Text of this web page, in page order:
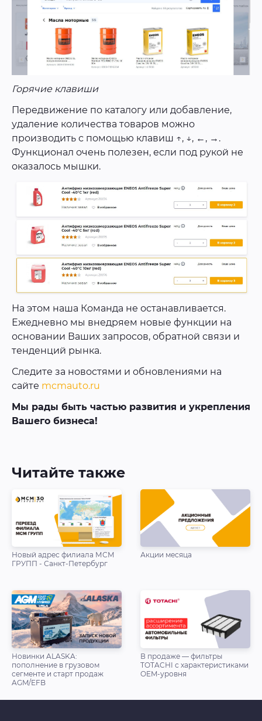
Горячие клавиши
Передвижение по каталогу или добавление,
удаление количества товаров можно
производить с помощью клавиш ↑, ↓, ←, →.
Функционал очень полезен, если под рукой не
оказалось мышки.
На этом наша Команда не останавливается.
Ежедневно мы внедряем новые функции на
основании Ваших запросов, обратной связи и
тенденций рынка.
Следите за новостями и обновлениями на
сайте mcmauto.ru
Мы рады быть частью развития и укрепления
Вашего бизнеса!
Читайте также
Новый адрес филиала МСМ
ГРУПП - Санкт-Петербург
Акции месяца
Новинки ALASKA:
пополнение в грузовом
сегменте и старт продаж
AGM/EFB
В продаже — фильтры
TOTACHI с характеристиками
OEM-уровня